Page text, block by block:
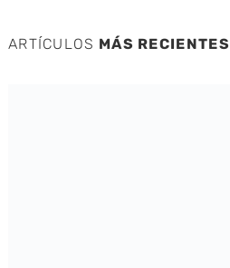
ARTÍCULOS MÁS RECIENTES